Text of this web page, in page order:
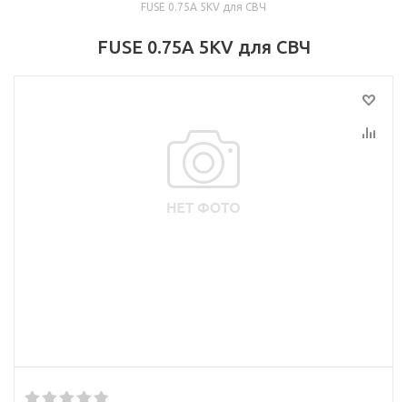
FUSE 0.75A 5KV для СВЧ
FUSE 0.75A 5KV для СВЧ